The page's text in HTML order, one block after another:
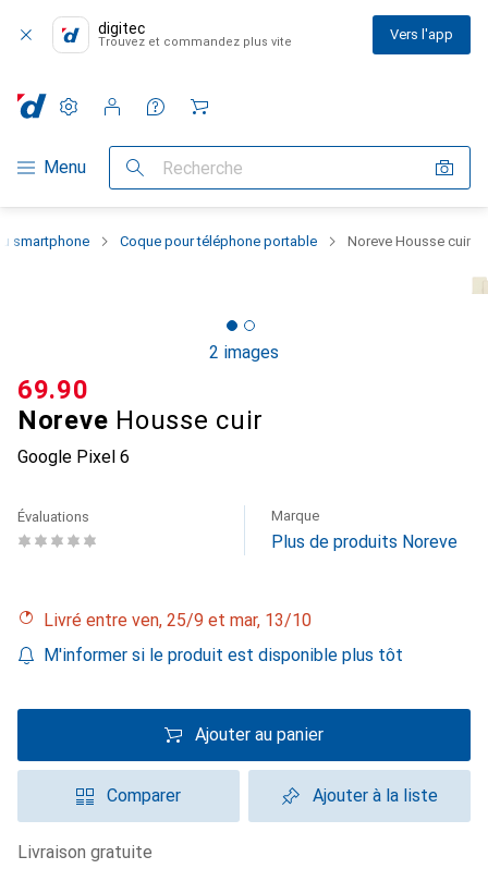
digitec
Trouvez et commandez plus vite Vers l'app
Navigation par catégorie
Menu Recherche
Paramètres
Compte client
Listes de comparaison
Listes d'envies
Panier
smartphone Coque pour téléphone portable Noreve Housse cuir
2 images
Noreve Housse cuir
Google Pixel 6
CHF
69.90
Évaluations Marque
Plus de produits Noreve
Livré entre ven, 25/9 et mar, 13/10
M'informer si le produit est disponible plus tôt
Ajouter au panier
Comparer Ajouter à la liste
livraison gratuite